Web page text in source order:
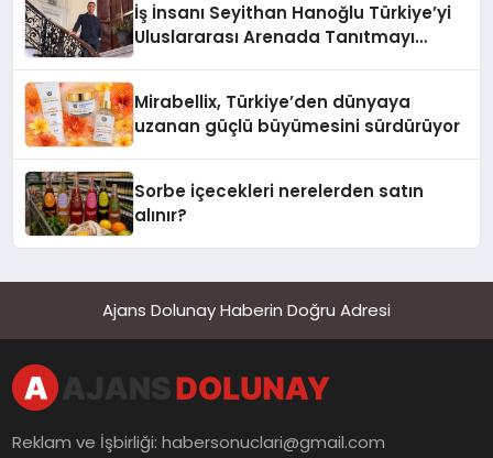
İş İnsanı Seyithan Hanoğlu Türkiye’yi
Uluslararası Arenada Tanıtmayı
Mirabellix, Türkiye’den dünyaya
uzanan güçlü büyümesini sürdürüyor
Sorbe içecekleri nerelerden satın
alınır?
Ajans Dolunay Haberin Doğru Adresi
Reklam ve İşbirliği:habersonuclari@gmail.com